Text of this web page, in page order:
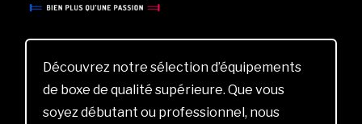
Découvrez notre sélection d’équipements
de boxe de qualité supérieure. Que vous
soyez débutant ou professionnel, nous